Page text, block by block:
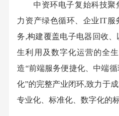
中资环电子复始科技聚
力资产绿色循环、企业IT服
务,构建覆盖电子电器回收
生利用及数字化运营的全
造“前端服务便捷化、中端
化”的完整产业闭环,致力于
专业化、标准化、数字化的